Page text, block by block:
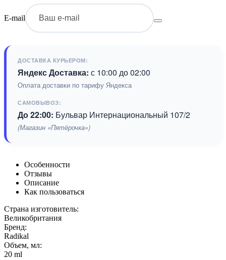
E-mail
ДОСТАВКА КУРЬЕРОМ:
Яндекс Доставка: с 10:00 до 02:00
Оплата доставки по тарифу Яндекса
САМОВЫВОЗ:
До 22:00: Бульвар Интернациональный 107/2
(Магазин «Пятёрочка»)
Особенности
Отзывы
Описание
Как пользоваться
Страна изготовитель:
Великобритания
Бренд:
Radikal
Объем, мл:
20 ml